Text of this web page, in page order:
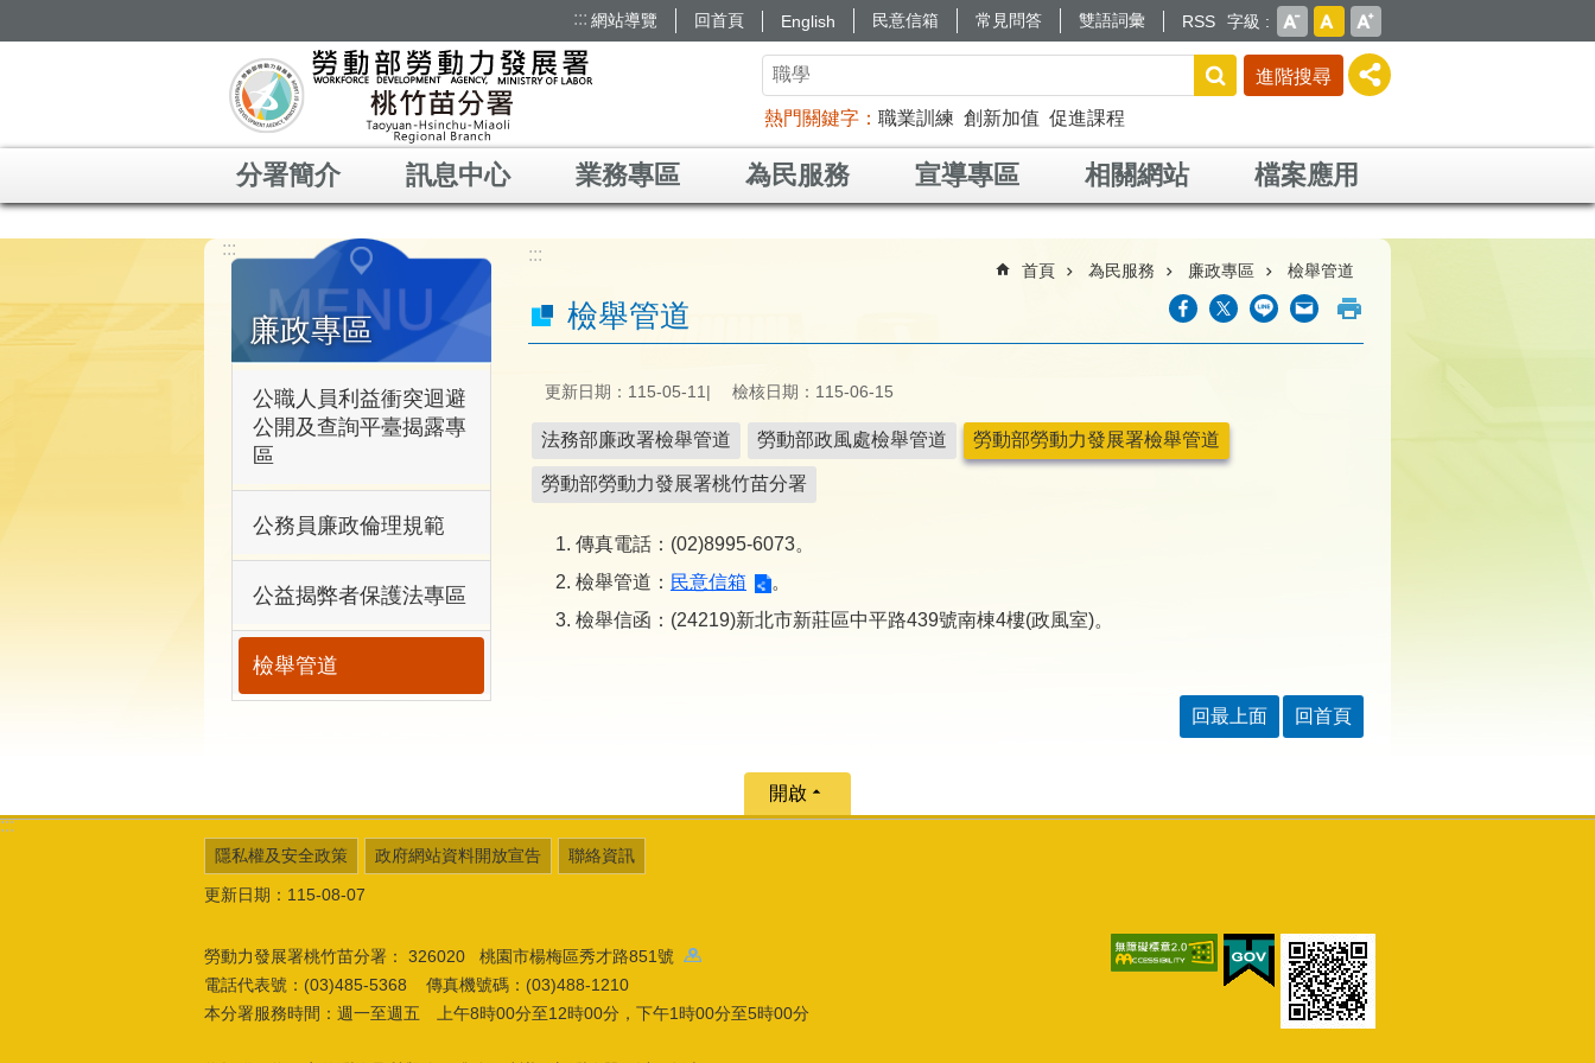
::: 網站導覽 回首頁 English 民意信箱 常見問答 雙語詞彙 RSS 字級
進階搜尋
熱門關鍵字 職業訓練 創新加值 促進課程
分署簡介 訊息中心 業務專區 為民服務 宣導專區 相關網站 檔案應用
:::
廉政專區
公職人員利益衝突迴避
公開及查詢平臺揭露專
區
公務員廉政倫理規範
公益揭弊者保護法專區
檢舉管道
:::
首頁 為民服務 廉政專區 檢舉管道
檢舉管道
更新日期：115-05-11 檢核日期：115-06-15
法務部廉政署檢舉管道 勞動部政風處檢舉管道 勞動部勞動力發展署檢舉管道
勞動部勞動力發展署桃竹苗分署
傳真電話：(02)8995-6073。
檢舉管道： 民意信箱
。
檢舉信函：(24219)新北市新莊區中平路439號南棟4樓(政風室)。
回最上面 回首頁
:::
開啟
隱私權及安全政策 政府網站資料開放宣告 聯絡資訊
更新日期：115-08-07
勞動力發展署桃竹苗分署： 326020 桃園市楊梅區秀才路851號
電話代表號：(03)485-5368 傳真機號碼：(03)488-1210
本分署服務時間：週一至週五 上午8時00分至12時00分，下午1時00分至5時00分